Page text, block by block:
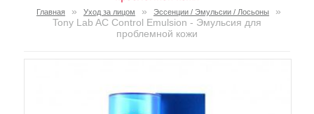
Главная » Уход за лицом » Эссенции / Эмульсии / Лосьоны
»
Tony Lab AC Control Emulsion - Эмульсия для
проблемной кожи